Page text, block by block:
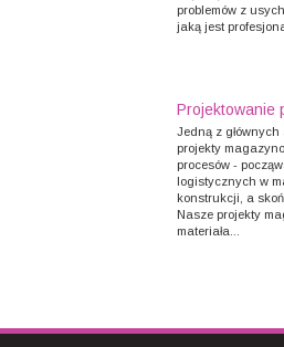
problemów z
jaką jest
Projektowanie
Jedną z
projekty
procesów -
logistycznych w
konstrukcji, a
Nasze projekty
materiała...